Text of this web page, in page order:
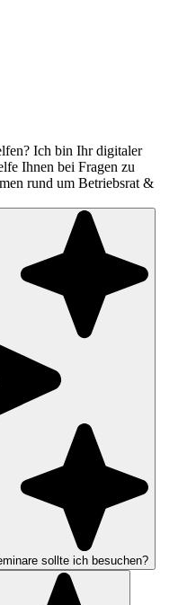
Ich bin Ihr digitaler
Ihnen bei Fragen zu
rund um Betriebsrat &
sollte ich besuchen?